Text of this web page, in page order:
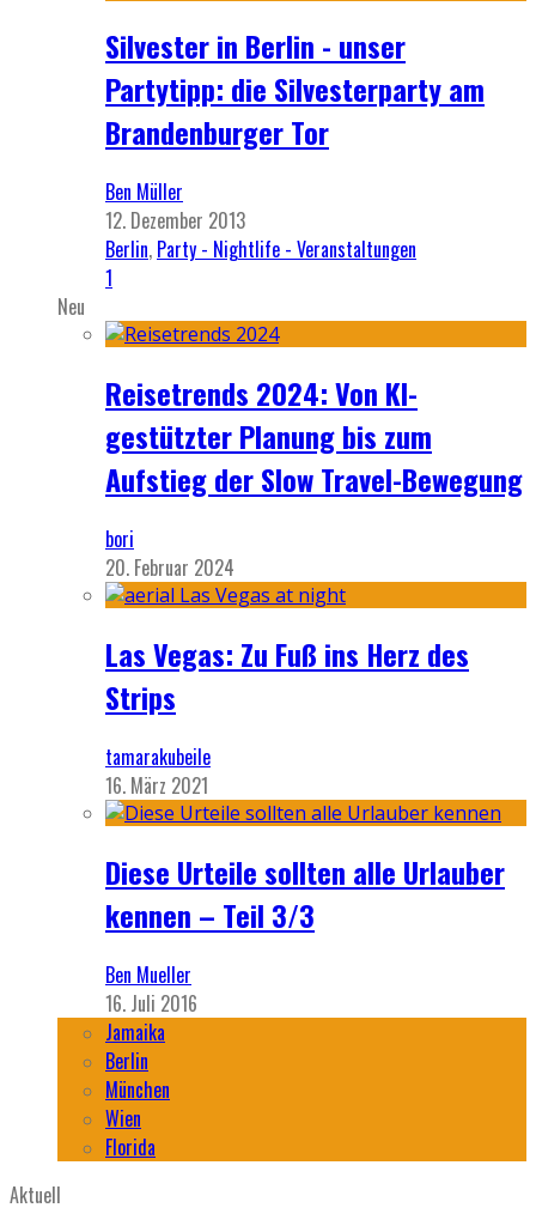
Silvester in Berlin - unser
Partytipp: die Silvesterparty am
Brandenburger Tor
Ben Müller
12. Dezember 2013
Berlin, Party - Nightlife - Veranstaltungen
1
Neu
Reisetrends 2024: Von KI-
gestützter Planung bis zum
Aufstieg der Slow Travel-Bewegung
bori
20. Februar 2024
Las Vegas: Zu Fuß ins Herz des
Strips
tamarakubeile
16. März 2021
Diese Urteile sollten alle Urlauber
kennen – Teil 3/3
Ben Mueller
16. Juli 2016
Jamaika
Berlin
München
Wien
Florida
Aktuell